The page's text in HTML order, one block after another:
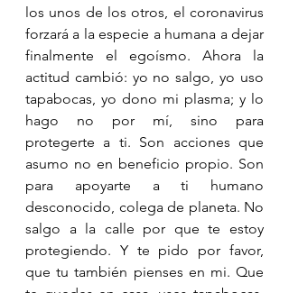
los unos de los otros, el coronavirus
forzará a la especie a humana a dejar
finalmente el egoísmo. Ahora la
actitud cambió: yo no salgo, yo uso
tapabocas, yo dono mi plasma; y lo
hago no por mí, sino para
protegerte a ti. Son acciones que
asumo no en beneficio propio. Son
para apoyarte a ti humano
desconocido, colega de planeta. No
salgo a la calle por que te estoy
protegiendo. Y te pido por favor,
que tu también pienses en mi. Que